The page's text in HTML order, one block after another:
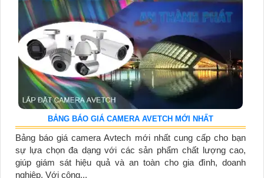
BẢNG BÁO GIÁ CAMERA AVETCH MỚI NHẤT
Bảng báo giá camera Avtech mới nhất cung cấp cho bạn
sự lựa chọn đa dạng với các sản phẩm chất lượng cao,
giúp giám sát hiệu quả và an toàn cho gia đình, doanh
nghiệp. Với công...